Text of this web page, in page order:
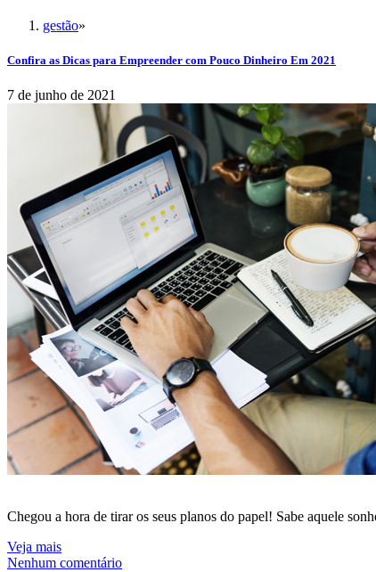
gestão»
Confira as Dicas para Empreender com Pouco Dinheiro Em 2021
7 de junho de 2021
Chegou a hora de tirar os seus planos do papel! Sabe aquele
Veja mais
Nenhum comentário